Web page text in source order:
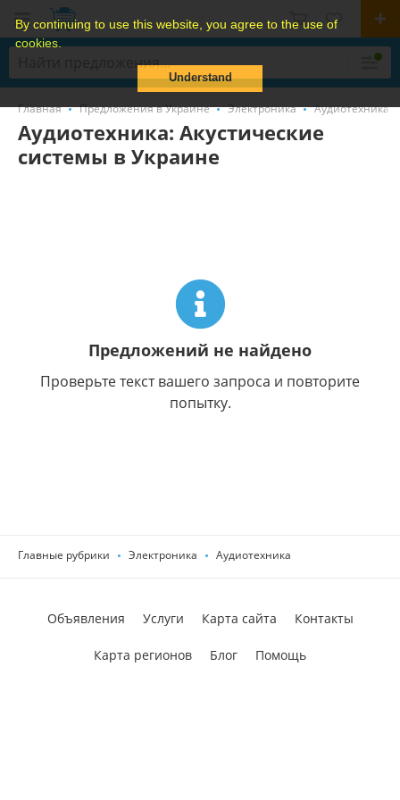
By continuing to use this website, you agree to the use of
cookies.
Understand
Главная Предложения в Украине Электроника Аудиотехника
Аудиотехника: Акустические
системы в Украине
Предложений не найдено
Проверьте текст вашего запроса и повторите
попытку.
Главные рубрики Электроника Аудиотехника
Объявления Услуги Карта сайта Контакты
Карта регионов Блог Помощь